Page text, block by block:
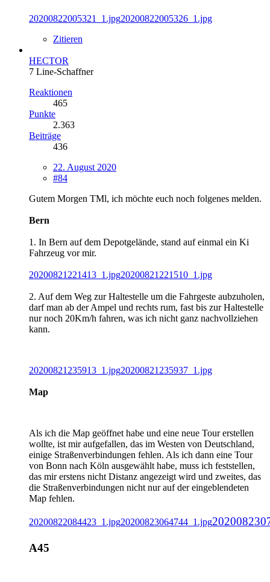
20200822005321_1.jpg20200822005326_1.jpg
Zitieren
HECTOR
7 Line-Schaffner
Reaktionen
465
Punkte
2.363
Beiträge
436
22. August 2020
#84
Gutem Morgen TMl, ich möchte euch noch folgenes melden.
Bern
1. In Bern auf dem Depotgelände, stand auf einmal ein Ki
Fahrzeug vor mir.
20200821221413_1.jpg20200821221510_1.jpg
2. Auf dem Weg zur Haltestelle um die Fahrgeste aubzuholen,
darf man ab der Ampel und rechts rum, fast bis zur Haltestelle
nur noch 20Km/h fahren, was ich nicht ganz nachvollziehen
kann.
20200821235913_1.jpg20200821235937_1.jpg
Map
Als ich die Map geöffnet habe und eine neue Tour erstellen
wollte, ist mir aufgefallen, das im Westen von Deutschland,
einige Straßenverbindungen fehlen. Als ich dann eine Tour
von Bonn nach Köln ausgewählt habe, muss ich feststellen,
das mir erstens nicht Distanz angezeigt wird und zweites, das
die Straßenverbindungen nicht nur auf der eingeblendeten
Map fehlen.
20200822084423_1.jpg20200823064744_1.jpg
A45